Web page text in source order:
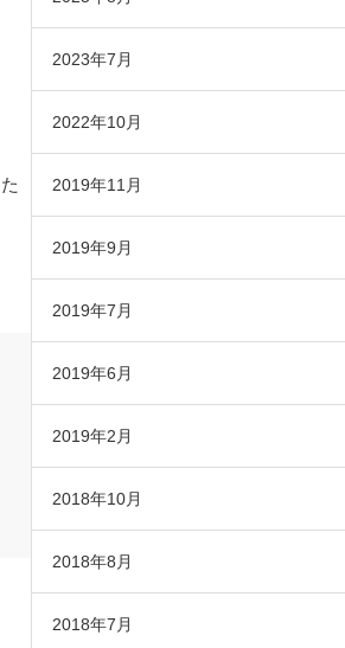
2023年7月
2022年10月
2019年11月
2019年9月
2019年7月
2019年6月
2019年2月
2018年10月
2018年8月
2018年7月